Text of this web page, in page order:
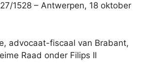
1528 – Antwerpen, 18 oktober
advocaat-fiscaal van Brabant,
Raad onder Filips II